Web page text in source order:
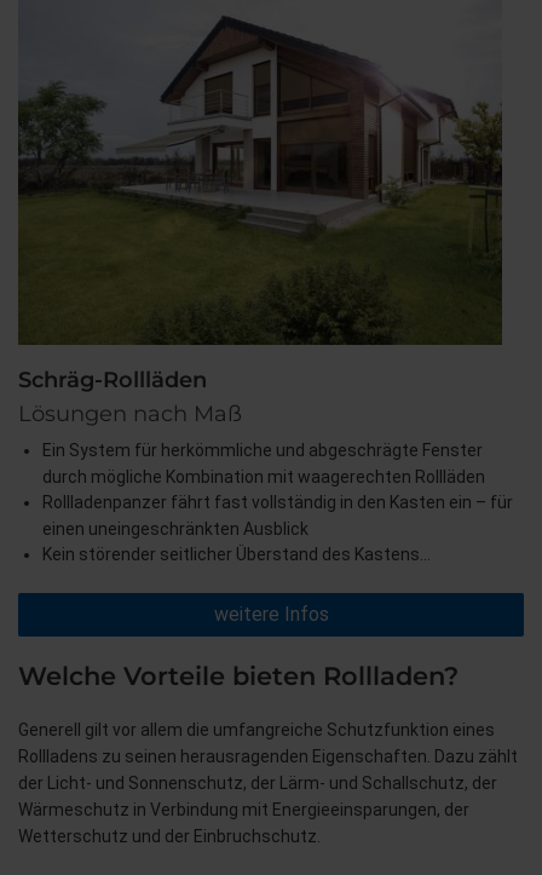
Schräg-Rollläden
Lösungen nach Maß
Ein System für herkömmliche und abgeschrägte Fenster
durch mögliche Kombination mit waagerechten Rollläden
Rollladenpanzer fährt fast vollständig in den Kasten ein – für
einen uneingeschränkten Ausblick
Kein störender seitlicher Überstand des Kastens…
weitere Infos
Welche Vorteile bieten Rollladen?
Generell gilt vor allem die umfangreiche Schutzfunktion eines
Rollladens zu seinen herausragenden Eigenschaften. Dazu zählt
der Licht- und Sonnenschutz, der Lärm- und Schallschutz, der
Wärmeschutz in Verbindung mit Energieeinsparungen, der
Wetterschutz und der Einbruchschutz.